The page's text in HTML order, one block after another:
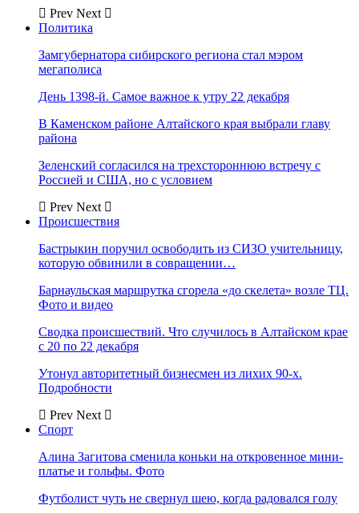
Prev Next
Политика
Замгубернатора сибирского региона стал мэром
мегаполиса
День 1398-й. Самое важное к утру 22 декабря
В Каменском районе Алтайского края выбрали главу
района
Зеленский согласился на трехстороннюю встречу с
Россией и США, но с условием
Prev Next
Происшествия
Бастрыкин поручил освободить из СИЗО учительницу,
которую обвинили в совращении…
Барнаульская маршрутка сгорела «до скелета» возле ТЦ.
Фото и видео
Сводка происшествий. Что случилось в Алтайском крае
с 20 по 22 декабря
Утонул авторитетный бизнесмен из лихих 90-х.
Подробности
Prev Next
Спорт
Алина Загитова сменила коньки на откровенное мини-
платье и гольфы. Фото
Футболист чуть не свернул шею, когда радовался голу